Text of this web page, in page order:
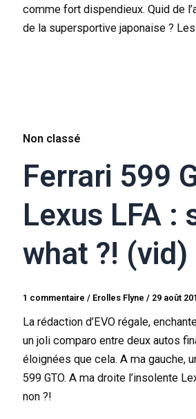
comme fort dispendieux. Quid de
de la supersportive japonaise ?
Non classé
Ferrari 599
Lexus LFA :
what ?! (vid)
1 commentaire / Erolles Flyne/ 29 août
La rédaction d’EVO régale,
un joli comparo entre deux autos
éloignées que cela. A ma gauche,
599 GTO. A ma droite l’insolente
non ?!